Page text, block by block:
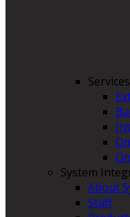
Services
System
About
Staff